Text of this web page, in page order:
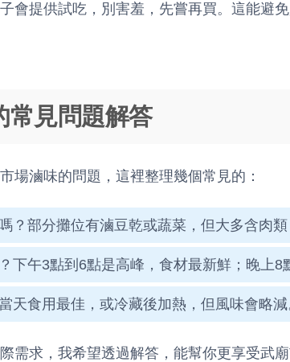
會提供試吃，別害羞，先嘗再買。這能避
常見問題解答
場滷味的問題，這裡整理幾個常見的：
？部分攤位有滷豆乾或蔬菜，但大多含肉類
下午3點到6點是高峰，食材最新鮮；晚上8
天食用最佳，或冷藏後加熱，但風味會略減
需求，我希望透過解答，能幫你更享受武廟